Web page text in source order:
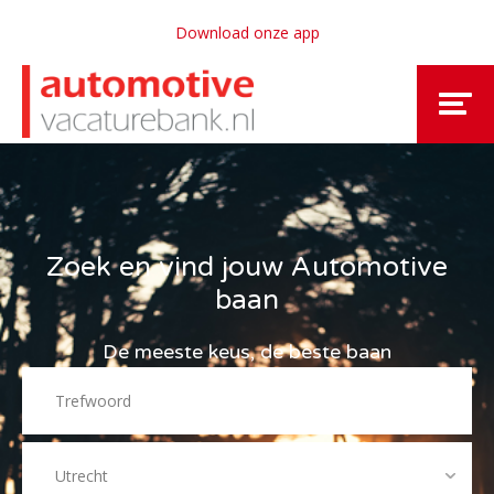
Download onze app
Zoek en vind jouw Automotive
baan
De meeste keus, de beste baan